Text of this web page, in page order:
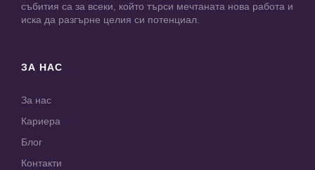
събития са за всеки, който търси мечтаната нова работа и
иска да разгърне целия си потенциал.
ЗА НАС
За нас
Кариера
Блог
Контакти